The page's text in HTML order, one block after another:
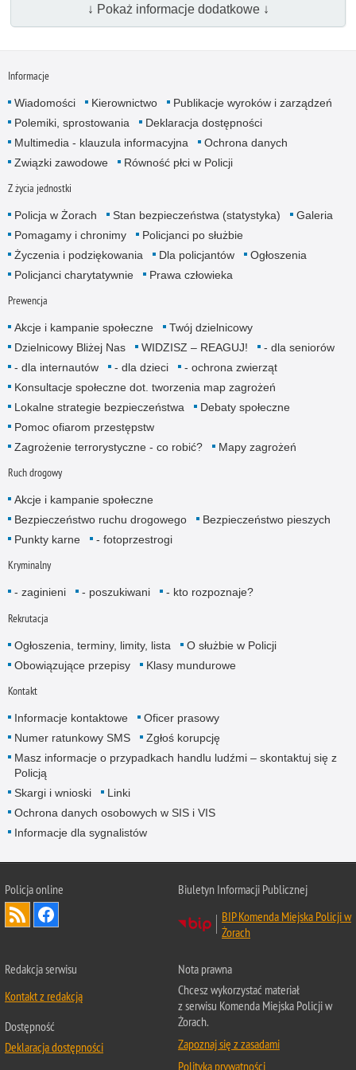
↓ Pokaż informacje dodatkowe ↓
Informacje
Wiadomości Kierownictwo
Publikacje wyroków i zarządzeń
Polemiki, sprostowania
Deklaracja dostępności
Multimedia - klauzula informacyjna
Ochrona danych
Związki zawodowe
Równość płci w Policji
Z życia jednostki
Policja w Żorach Stan bezpieczeństwa (statystyka)
Galeria
Pomagamy i chronimy
Policjanci po służbie
Życzenia i podziękowania
Dla policjantów
Ogłoszenia
Policjanci charytatywnie
Prawa człowieka
Prewencja
Akcje i kampanie społeczne
Twój dzielnicowy
Dzielnicowy Bliżej Nas
WIDZISZ – REAGUJ!
- dla senio­rów
- dla internautów
- dla dzieci
- ochrona zwierząt
Konsultacje społeczne dot. tworzenia map zagrożeń
Lokalne strategie bezpieczeństwa
Debaty społeczne
Pomoc ofiarom przestępstw
Zagrożenie terrorystyczne - co robić?
Mapy zagrożeń
Ruch drogowy
Akcje i kampanie społeczne
Bezpieczeństwo ruchu drogowego
Bezpieczeństwo pieszych
Punkty karne
- fotoprzestrogi
Kryminalny
- zaginieni - poszukiwani - kto rozpoznaje?
Rekrutacja
Ogłoszenia, terminy, limity, lista
O służbie w Policji
Obowiązujące przepisy
Klasy mundurowe
Kontakt
Informacje kontaktowe
Oficer prasowy
Numer ratunkowy SMS
Zgłoś korupcję
Masz informacje o przypadkach handlu ludźmi – skontaktuj się z
Policją
Skargi i wnioski
Linki
Ochrona danych osobowych w SIS i VIS
Informacje dla sygnalistów
Policja online
Biuletyn Informacji Publicznej
BIP Komenda Miejska Policji w
Żorach
Redakcja serwisu
Kontakt z redakcją
Dostępność
Deklaracja dostępności
Nota prawna
Chcesz wykorzystać materiał
z serwisu Komenda Miejska Policji w
Żorach.
Zapoznaj się z zasadami
Polityka prywatności